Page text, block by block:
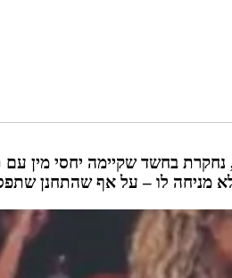
בחשד שקיימה יחסי מין
לא מניחה לו – על אף שהתחנן